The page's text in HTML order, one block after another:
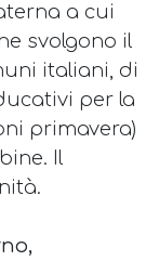
a cui
svolgono il
italiani, di
per la
primavera)
Il